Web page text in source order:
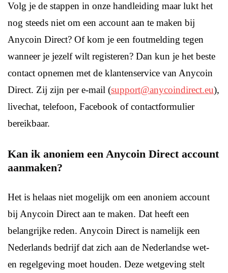
Volg je de stappen in onze handleiding maar lukt het
nog steeds niet om een account aan te maken bij
Anycoin Direct? Of kom je een foutmelding tegen
wanneer je jezelf wilt registeren? Dan kun je het beste
contact opnemen met de klantenservice van Anycoin
Direct. Zij zijn per e-mail (support@anycoindirect.eu),
livechat, telefoon, Facebook of contactformulier
bereikbaar.
Kan ik anoniem een Anycoin Direct account
aanmaken?
Het is helaas niet mogelijk om een anoniem account
bij Anycoin Direct aan te maken. Dat heeft een
belangrijke reden. Anycoin Direct is namelijk een
Nederlands bedrijf dat zich aan de Nederlandse wet-
en regelgeving moet houden. Deze wetgeving stelt